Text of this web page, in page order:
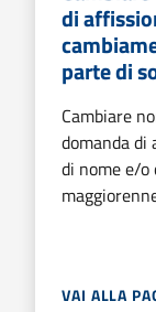
di
parte di
Cambiare
domanda di
di nome e/o
VAI ALLA